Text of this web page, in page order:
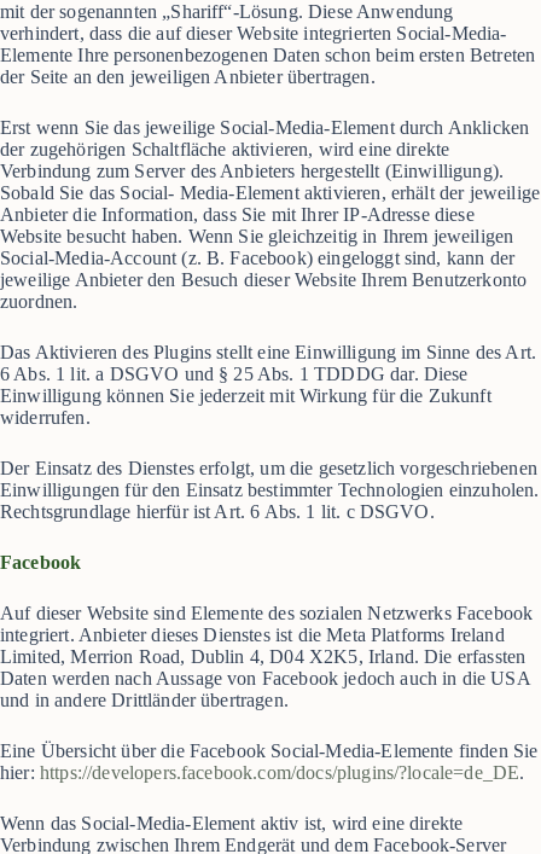
mit der sogenannten „Shariff“-Lösung. Diese Anwendung
verhindert, dass die auf dieser Website integrierten Social-Media-
Elemente Ihre personenbezogenen Daten schon beim ersten Betreten
der Seite an den jeweiligen Anbieter übertragen.
Erst wenn Sie das jeweilige Social-Media-Element durch Anklicken
der zugehörigen Schaltfläche aktivieren, wird eine direkte
Verbindung zum Server des Anbieters hergestellt (Einwilligung).
Sobald Sie das Social- Media-Element aktivieren, erhält der jeweilige
Anbieter die Information, dass Sie mit Ihrer IP-Adresse diese
Website besucht haben. Wenn Sie gleichzeitig in Ihrem jeweiligen
Social-Media-Account (z. B. Facebook) eingeloggt sind, kann der
jeweilige Anbieter den Besuch dieser Website Ihrem Benutzerkonto
zuordnen.
Das Aktivieren des Plugins stellt eine Einwilligung im Sinne des Art.
6 Abs. 1 lit. a DSGVO und § 25 Abs. 1 TDDDG dar. Diese
Einwilligung können Sie jederzeit mit Wirkung für die Zukunft
widerrufen.
Der Einsatz des Dienstes erfolgt, um die gesetzlich vorgeschriebenen
Einwilligungen für den Einsatz bestimmter Technologien einzuholen.
Rechtsgrundlage hierfür ist Art. 6 Abs. 1 lit. c DSGVO.
Facebook
Auf dieser Website sind Elemente des sozialen Netzwerks Facebook
integriert. Anbieter dieses Dienstes ist die Meta Platforms Ireland
Limited, Merrion Road, Dublin 4, D04 X2K5, Irland. Die erfassten
Daten werden nach Aussage von Facebook jedoch auch in die USA
und in andere Drittländer übertragen.
Eine Übersicht über die Facebook Social-Media-Elemente finden Sie
hier: https://developers.facebook.com/docs/plugins/?locale=de_DE.
Wenn das Social-Media-Element aktiv ist, wird eine direkte
Verbindung zwischen Ihrem Endgerät und dem Facebook-Server